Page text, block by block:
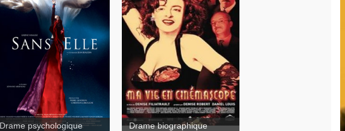
Sans elle
Drame psychologique Drame biographique